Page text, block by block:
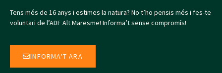
Tens més de 16 anys i estimes la natura? No t’ho pensis més i fes-te
voluntari de l’ADF Alt Maresme! Informa’t sense compromís!
INFORMA'T ARA